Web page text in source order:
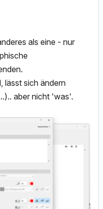
als eine - nur
lässt sich ändern
aber nicht 'was'.